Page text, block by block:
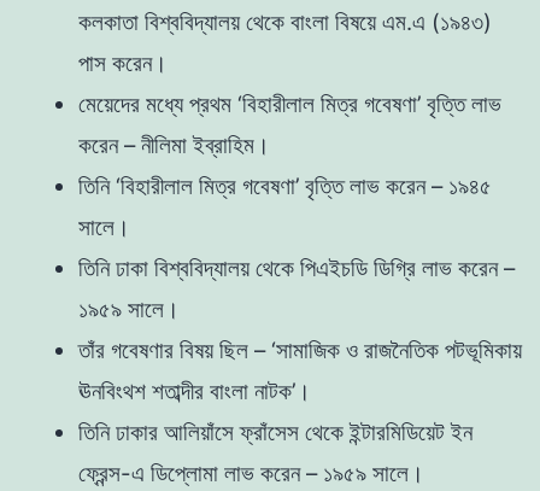
কলকাতা বিশ্ববিদ্যালয় থেকে বাংলা বিষয়ে এম.এ (১৯৪৩)
পাস করেন।
মেয়েদের মধ্যে প্রথম ‘বিহারীলাল মিত্র গবেষণা’ বৃত্তি লাভ
করেন – নীলিমা ইব্রাহিম।
তিনি ‘বিহারীলাল মিত্র গবেষণা’ বৃত্তি লাভ করেন – ১৯৪৫
সালে।
তিনি ঢাকা বিশ্ববিদ্যালয় থেকে পিএইচডি ডিগ্রি লাভ করেন –
১৯৫৯ সালে।
তাঁর গবেষণার বিষয় ছিল – ‘সামাজিক ও রাজনৈতিক পটভূমিকায়
ঊনবিংথশ শতাব্দীর বাংলা নাটক’।
তিনি ঢাকার আলিয়াঁসে ফ্রাঁসেস থেকে ইন্টারমিডিয়েট ইন
ফ্রেন্স-এ ডিপ্লোমা লাভ করেন – ১৯৫৯ সালে।